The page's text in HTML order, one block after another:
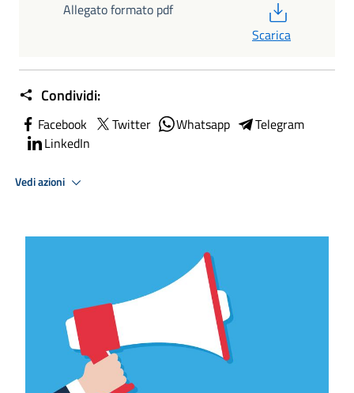
Allegato formato pdf
Scarica
Condividi:
Facebook Twitter Whatsapp
Telegram
LinkedIn
Vedi azioni